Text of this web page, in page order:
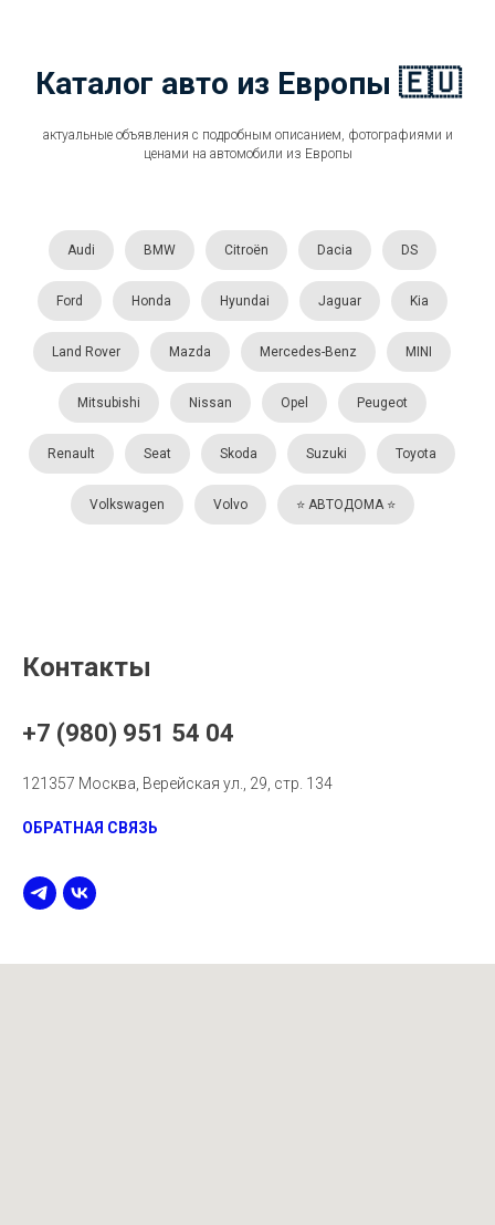
Каталог авто из Европы 🇪🇺
актуальные объявления с подробным описанием, фотографиями и
ценами на автомобили из Европы
Audi BMW Citroën Dacia DS
Ford Honda Hyundai Jaguar Kia
Land Rover Mazda Mercedes-Benz MINI
Mitsubishi Nissan Opel Peugeot
Renault Seat Skoda Suzuki Toyota
Volkswagen Volvo ⭐️ АВТОДОМА ⭐️
Контакты
+7 (980) 951 54 04
121357 Москва, Верейская ул., 29, стр. 134
ОБРАТНАЯ СВЯЗЬ